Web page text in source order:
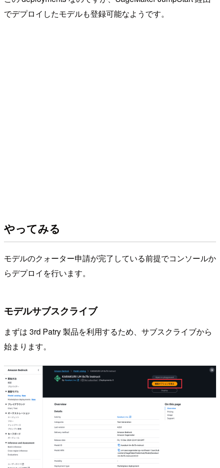
でデプロイしたモデルも登録可能なようです。
やってみる
モデルのクォーター申請が完了している前提でコンソールか
らデプロイを行います。
モデルサブスクライブ
まずは 3rd Patry 製品を利用するため、サブスクライブから
始まります。